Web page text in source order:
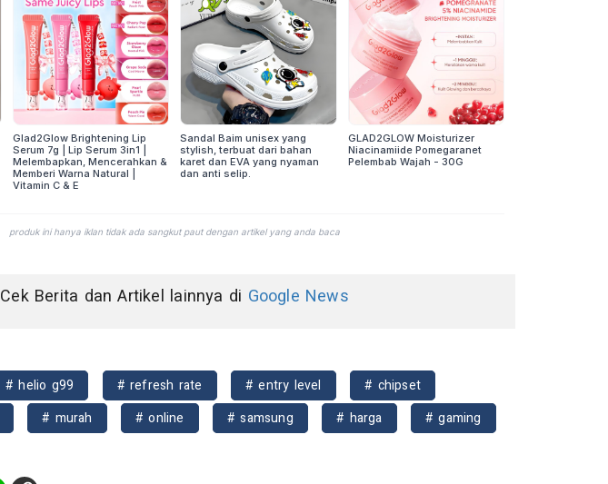
Cek Berita dan Artikel lainnya di Google News
# helio g99 # refresh rate # entry level
# chipset
# murah # online # samsung # harga
# gaming